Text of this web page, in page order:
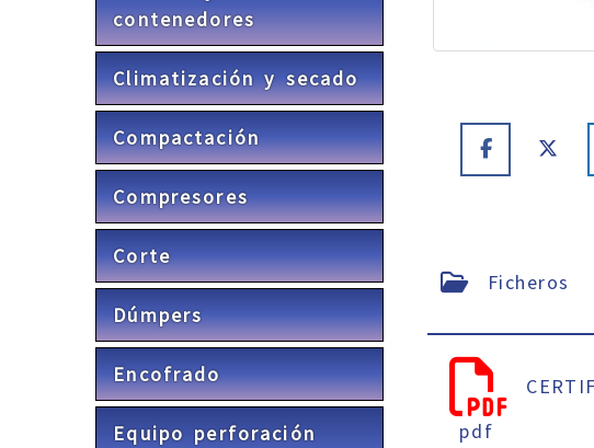
contenedores
Climatización y secado
Compactación
Compresores
Corte
Dúmpers
Encofrado
Equipo perforación
Ficheros
pdf